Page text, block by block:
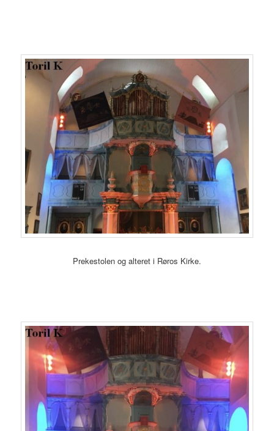
Prekestolen og alteret i Røros Kirke.